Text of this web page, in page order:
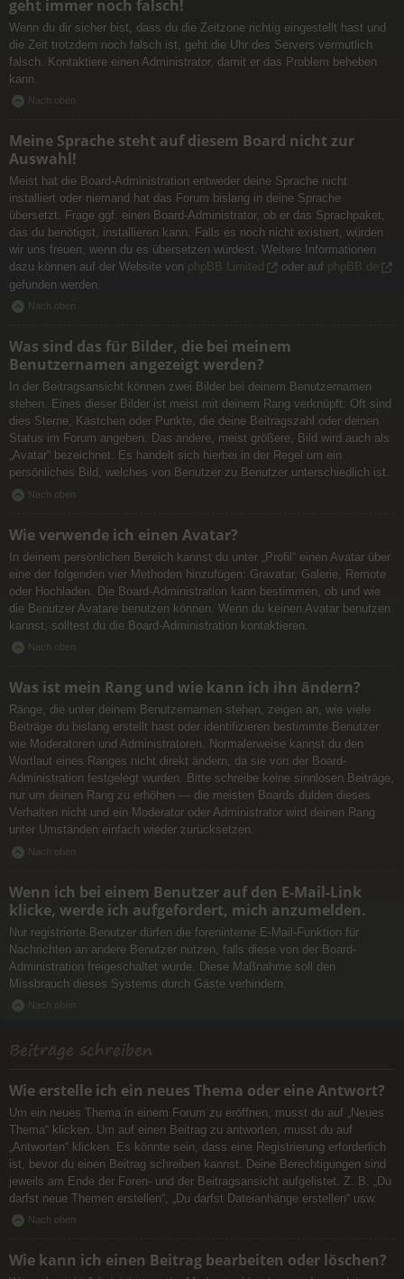
geht immer noch falsch!
Wenn du dir sicher bist, dass du die Zeitzone richtig eingestellt hast und
die Zeit trotzdem noch falsch ist, geht die Uhr des Servers vermutlich
falsch. Kontaktiere einen Administrator, damit er das Problem beheben
kann.
Nach oben
Meine Sprache steht auf diesem Board nicht zur
Auswahl!
Meist hat die Board-Administration entweder deine Sprache nicht
installiert oder niemand hat das Forum bislang in deine Sprache
übersetzt. Frage ggf. einen Board-Administrator, ob er das Sprachpaket,
das du benötigst, installieren kann. Falls es noch nicht existiert, würden
wir uns freuen, wenn du es übersetzen würdest. Weitere Informationen
dazu können auf der Website von phpBB Limited oder auf phpBB.de
gefunden werden.
Nach oben
Was sind das für Bilder, die bei meinem
Benutzernamen angezeigt werden?
In der Beitragsansicht können zwei Bilder bei deinem Benutzernamen
stehen. Eines dieser Bilder ist meist mit deinem Rang verknüpft: Oft sind
dies Sterne, Kästchen oder Punkte, die deine Beitragszahl oder deinen
Status im Forum angeben. Das andere, meist größere, Bild wird auch als
„Avatar“ bezeichnet. Es handelt sich hierbei in der Regel um ein
persönliches Bild, welches von Benutzer zu Benutzer unterschiedlich ist.
Nach oben
Wie verwende ich einen Avatar?
In deinem persönlichen Bereich kannst du unter „Profil“ einen Avatar über
eine der folgenden vier Methoden hinzufügen: Gravatar, Galerie, Remote
oder Hochladen. Die Board-Administration kann bestimmen, ob und wie
die Benutzer Avatare benutzen können. Wenn du keinen Avatar benutzen
kannst, solltest du die Board-Administration kontaktieren.
Nach oben
Was ist mein Rang und wie kann ich ihn ändern?
Ränge, die unter deinem Benutzernamen stehen, zeigen an, wie viele
Beiträge du bislang erstellt hast oder identifizieren bestimmte Benutzer
wie Moderatoren und Administratoren. Normalerweise kannst du den
Wortlaut eines Ranges nicht direkt ändern, da sie von der Board-
Administration festgelegt wurden. Bitte schreibe keine sinnlosen Beiträge,
nur um deinen Rang zu erhöhen — die meisten Boards dulden dieses
Verhalten nicht und ein Moderator oder Administrator wird deinen Rang
unter Umständen einfach wieder zurücksetzen.
Nach oben
Wenn ich bei einem Benutzer auf den E-Mail-Link
klicke, werde ich aufgefordert, mich anzumelden.
Nur registrierte Benutzer dürfen die foreninterne E-Mail-Funktion für
Nachrichten an andere Benutzer nutzen, falls diese von der Board-
Administration freigeschaltet wurde. Diese Maßnahme soll den
Missbrauch dieses Systems durch Gäste verhindern.
Nach oben
Beiträge schreiben
Wie erstelle ich ein neues Thema oder eine Antwort?
Um ein neues Thema in einem Forum zu eröffnen, musst du auf „Neues
Thema“ klicken. Um auf einen Beitrag zu antworten, musst du auf
„Antworten“ klicken. Es könnte sein, dass eine Registrierung erforderlich
ist, bevor du einen Beitrag schreiben kannst. Deine Berechtigungen sind
jeweils am Ende der Foren- und der Beitragsansicht aufgelistet. Z. B. „Du
darfst neue Themen erstellen“, „Du darfst Dateianhänge erstellen“ usw.
Nach oben
Wie kann ich einen Beitrag bearbeiten oder löschen?